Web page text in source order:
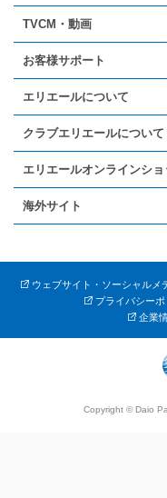
TVCM・動画
お客様サポート
エリエールについて
クラブエリエールについて
エリエールオンラインショ
海外サイト
ウェブサイト・ソーシャルメ
プライバシーポ
企業
Copyright © Daio